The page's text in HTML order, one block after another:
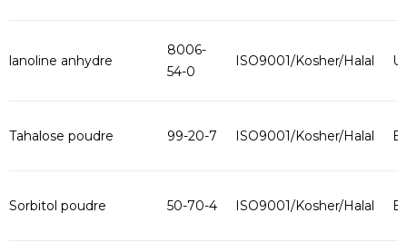
lanoline anhydre
8006-
54-0
ISO9001/Kosher/Halal
Tahalose poudre 99-20-7 ISO9001/Kosher/Halal
Sorbitol poudre 50-70-4 ISO9001/Kosher/Halal